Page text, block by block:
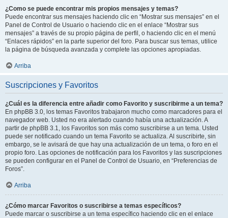
¿Como se puede encontrar mis propios mensajes y temas?
Puede encontrar sus mensajes haciendo clic en “Mostrar sus mensajes” en el
Panel de Control de Usuario o haciendo clic en el enlace “Mostrar sus
mensajes” a través de su propio página de perfil, o haciendo clic en el menú
“Enlaces rápidos” en la parte superior del foro. Para buscar sus temas, utilice
la página de búsqueda avanzada y complete las opciones apropiadas.
Arriba
Suscripciones y Favoritos
¿Cuál es la diferencia entre añadir como Favorito y suscribirme a un tema?
En phpBB 3.0, los temas Favoritos trabajaron mucho como marcadores para el
navegador web. Usted no era alertado cuando había una actualización. A
partir de phpBB 3.1, los Favoritos son más como suscribirse a un tema. Usted
puede ser notificado cuando un tema Favorito se actualiza. Al suscribirte, sin
embargo, se le avisará de que hay una actualización de un tema, o foro en el
propio foro. Las opciones de notificación para los Favoritos y las suscripciones
se pueden configurar en el Panel de Control de Usuario, en “Preferencias de
Foros”.
Arriba
¿Cómo marcar Favoritos o suscribirse a temas específicos?
Puede marcar o suscribirse a un tema específico haciendo clic en el enlace